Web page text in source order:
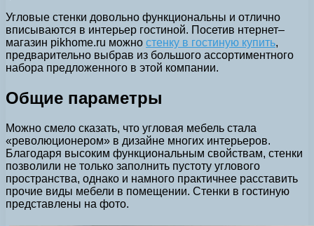
Угловые стенки довольно функциональны и отлично
вписываются в интерьер гостиной. Посетив нтернет–
магазин pikhome.ru можно стенку в гостиную купить,
предварительно выбрав из большого ассортиментного
набора предложенного в этой компании.
Общие параметры
Можно смело сказать, что угловая мебель стала
«революционером» в дизайне многих интерьеров.
Благодаря высоким функциональным свойствам, стенки
позволили не только заполнить пустоту углового
пространства, однако и намного практичнее расставить
прочие виды мебели в помещении. Стенки в гостиную
представлены на фото.